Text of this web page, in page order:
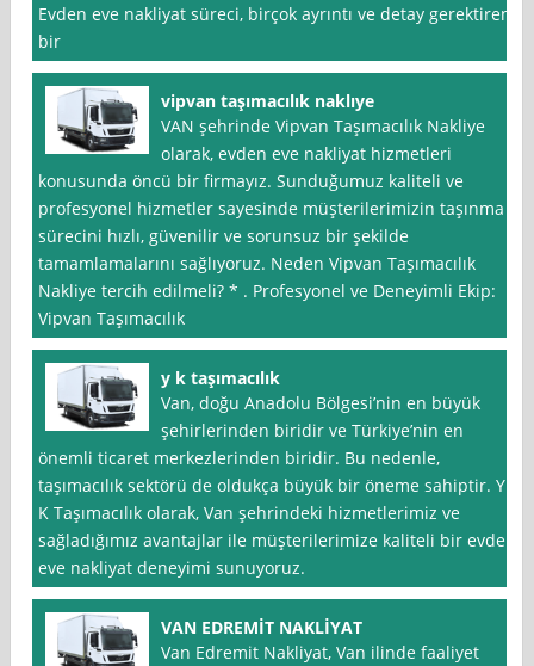
Evden eve nakliyat süreci, birçok ayrıntı ve detay gerektiren
bir
vipvan taşımacılık naklıye
VAN şehrinde Vipvan Taşımacılık Nakliye
olarak, evden eve nakliyat hizmetleri
konusunda öncü bir firmayız. Sunduğumuz kaliteli ve
profesyonel hizmetler sayesinde müşterilerimizin taşınma
sürecini hızlı, güvenilir ve sorunsuz bir şekilde
tamamlamalarını sağlıyoruz. Neden Vipvan Taşımacılık
Nakliye tercih edilmeli? * . Profesyonel ve Deneyimli Ekip:
Vipvan Taşımacılık
y k taşımacılık
Van, doğu Anadolu Bölgesi’nin en büyük
şehirlerinden biridir ve Türkiye’nin en
önemli ticaret merkezlerinden biridir. Bu nedenle,
taşımacılık sektörü de oldukça büyük bir öneme sahiptir. Y
K Taşımacılık olarak, Van şehrindeki hizmetlerimiz ve
sağladığımız avantajlar ile müşterilerimize kaliteli bir evden
eve nakliyat deneyimi sunuyoruz.
VAN EDREMİT NAKLİYAT
Van Edremit Nakliyat, Van ilinde faaliyet